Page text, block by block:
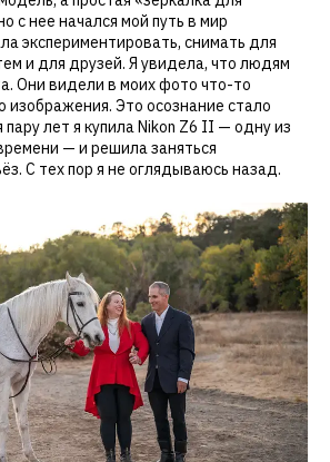
с нее начался мой путь в мир
экспериментировать, снимать для
и для друзей. Я увидела, что людям
Они видели в моих фото что-то
изображения. Это осознание стало
лет я купила Nikon Z6 II — одну из
— и решила заняться
С тех пор я не оглядываюсь назад.